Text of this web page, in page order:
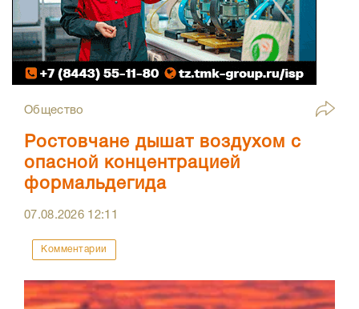
Общество
Ростовчане дышат воздухом с
опасной концентрацией
формальдегида
07.08.2026 12:11
Комментарии